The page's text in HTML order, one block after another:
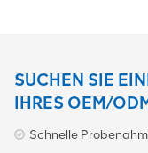
Angebot und ein
technisches
erhalten!
SUCHEN SIE
IHRES OEM/
Schnelle